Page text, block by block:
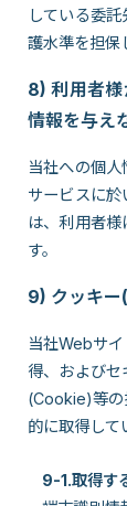
している委
護水準を担保
8) 利用者
情報を与え
当社への個
サービスに
は、利用者
す。
9) クッキ
当社Webサ
得、および
(Cookie)等の
的に取得して
9-1.取得す